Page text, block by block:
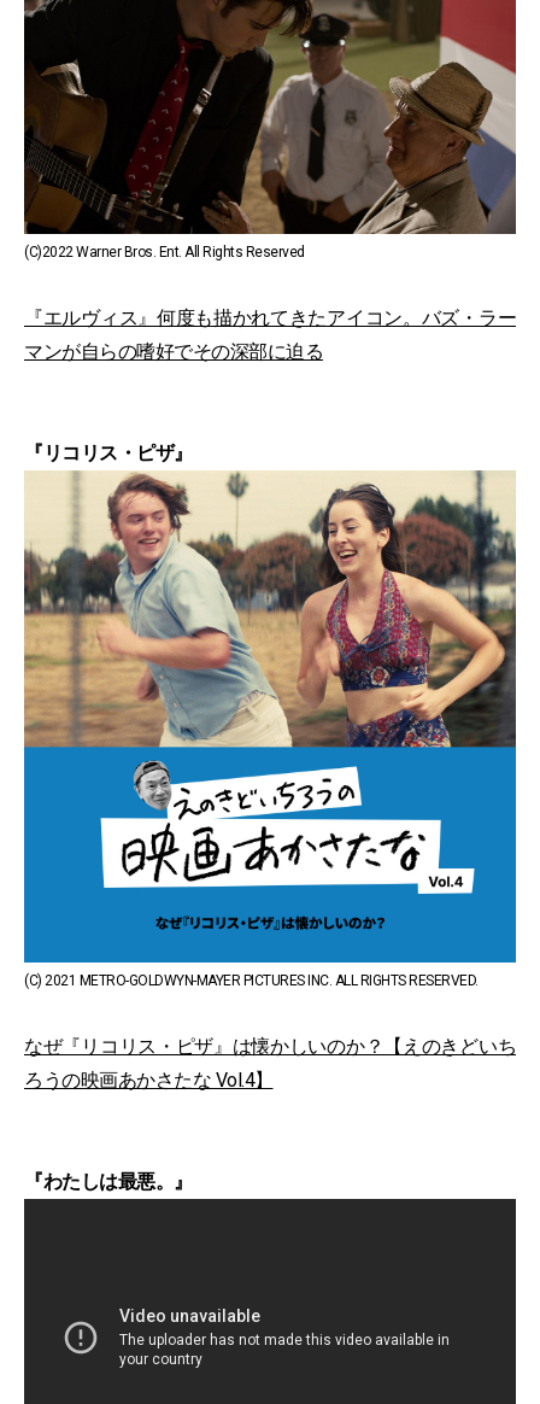
(C)2022 Warner Bros. Ent. All Rights Reserved
『エルヴィス』何度も描かれてきたアイコン。バズ・ラー
マンが自らの嗜好でその深部に迫る
『リコリス・ピザ』
(C) 2021 METRO-GOLDWYN-MAYER PICTURES INC. ALL RIGHTS RESERVED.
なぜ『リコリス・ピザ』は懐かしいのか？【えのきどいち
ろうの映画あかさたな Vol.4】
『わたしは最悪。』